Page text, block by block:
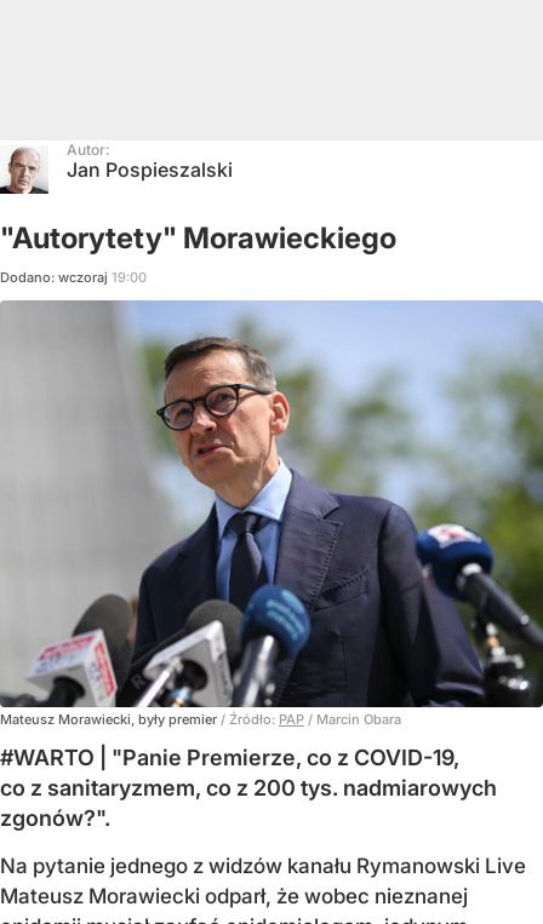
Autor:
Jan Pospieszalski
"Autorytety" Morawieckiego
Dodano: wczoraj 19:00
Mateusz Morawiecki, były premier / Źródło: PAP / Marcin Obara
#WARTO | "Panie Premierze, co z COVID-19,
co z sanitaryzmem, co z 200 tys. nadmiarowych
zgonów?".
Na pytanie jednego z widzów kanału Rymanowski Live
Mateusz Morawiecki odparł, że wobec nieznanej